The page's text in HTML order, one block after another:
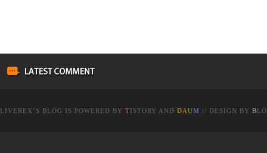
LIVEREX ’S BLOG IS POWERED BY TISTORY AND DAUM // DESIGN BY B